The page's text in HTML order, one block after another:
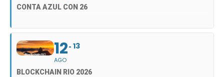
CONTA AZUL CON 26
12
AGO
13
BLOCKCHAIN RIO 2026